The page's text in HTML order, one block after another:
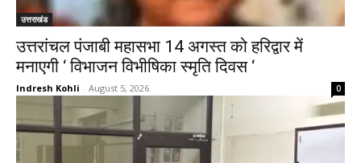
उत्तराखंड
उत्तरांचल पंजाबी महासभा 14 अगस्त को हरिद्वार में
मनाएगी ‘ विभाजन विभीषिका स्मृति दिवस ‘
Indresh Kohli - August 5, 2026 0